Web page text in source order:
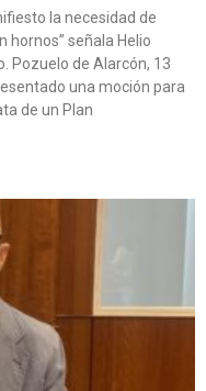
la necesidad de
hornos” señala Helio
Pozuelo de Alarcón, 13
una moción para
de un Plan